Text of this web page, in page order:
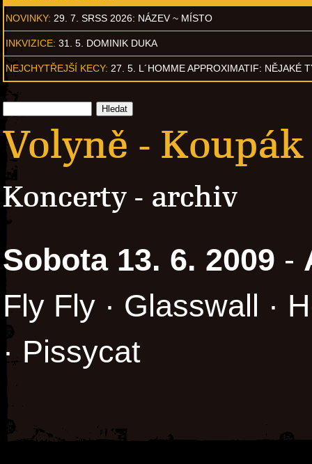
NOVINKY: 29. 7. SRSS 2026: NÁZEV ~ MÍSTO
INKVIZICE: 31. 5. DOMINIK DUKA
NEJCHYTŘEJŠÍ KECY: 27. 5. L´HOMME APPROXIMATIF: NĚJAKÉ
Volyně - Koupák
Koncerty - archiv
Sobota 13. 6. 2009 -
Fly Fly · Glasswall ·
· Pissycat